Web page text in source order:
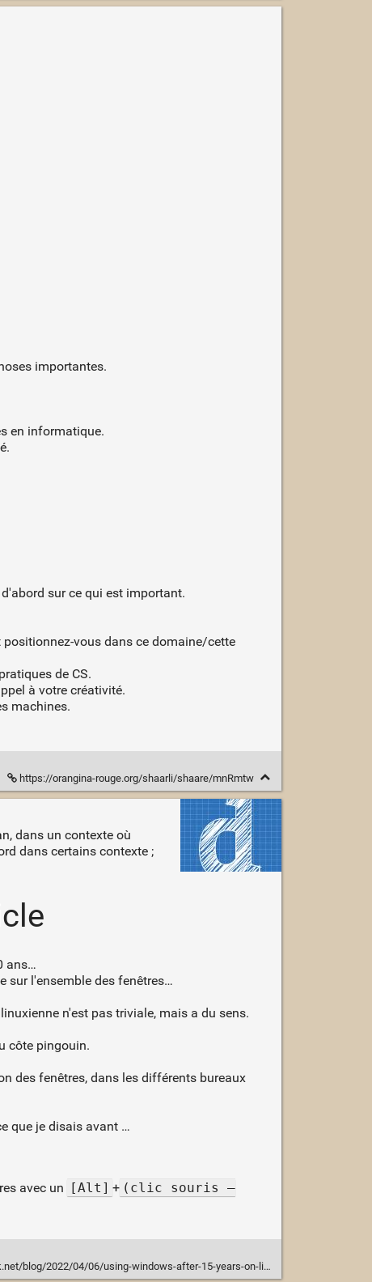
importantes.
en informatique.
sur ce qui est important.
vous dans ce domaine/cette
de CS.
à votre créativité.
machines.
https://orangina-rouge.org/shaarli/shaare/mnRmtw
dans un contexte où
dans certains contexte ;
ans…
sur l'ensemble des fenêtres…
n'est pas triviale, mais a du sens.
côte pingouin.
des fenêtres, dans les différents bureaux
que je disais avant …
avec un [Alt] + (clic souris —
blog/2022/04/06/using-windows-after-15-years-on-linux/